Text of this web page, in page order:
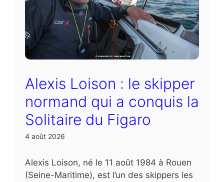
Alexis Loison : le skipper
normand qui a conquis la
Solitaire du Figaro
4 août 2026
Alexis Loison, né le 11 août 1984 à Rouen
(Seine-Maritime), est l’un des skippers les